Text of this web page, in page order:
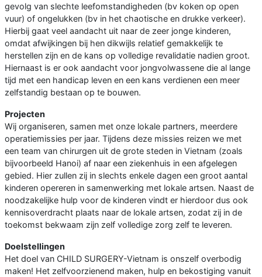
gevolg van slechte leefomstandigheden (bv koken op open
vuur) of ongelukken (bv in het chaotische en drukke verkeer).
Hierbij gaat veel aandacht uit naar de zeer jonge kinderen,
omdat afwijkingen bij hen dikwijls relatief gemakkelijk te
herstellen zijn en de kans op volledige revalidatie nadien groot.
Hiernaast is er ook aandacht voor jongvolwassene die al lange
tijd met een handicap leven en een kans verdienen een meer
zelfstandig bestaan op te bouwen.
Projecten
Wij organiseren, samen met onze lokale partners, meerdere
operatiemissies per jaar. Tijdens deze missies reizen we met
een team van chirurgen uit de grote steden in Vietnam (zoals
bijvoorbeeld Hanoi) af naar een ziekenhuis in een afgelegen
gebied. Hier zullen zij in slechts enkele dagen een groot aantal
kinderen opereren in samenwerking met lokale artsen. Naast de
noodzakelijke hulp voor de kinderen vindt er hierdoor dus ook
kennisoverdracht plaats naar de lokale artsen, zodat zij in de
toekomst bekwaam zijn zelf volledige zorg zelf te leveren.
Doelstellingen
Het doel van CHILD SURGERY-Vietnam is onszelf overbodig
maken! Het zelfvoorzienend maken, hulp en bekostiging vanuit